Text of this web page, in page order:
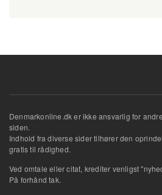
Denmarkonline.dk er ikke ansvarlig for
siden.
Indhold fra diverse sider tilhører den
gratis til rådighed.
Ved omtale eller citat, krediter venligst
På forhånd tak.